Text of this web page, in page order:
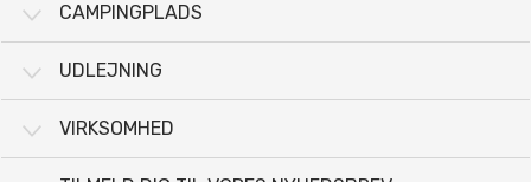
CAMPINGPLADS
UDLEJNING
VIRKSOMHED